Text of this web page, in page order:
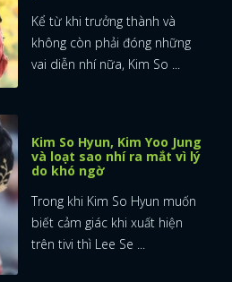
Kể từ khi trưởng thành và
không còn phải đóng những
vai diễn nhí nữa, Kim So ...
Kim So Hyun, Kim Yoo Jung
và loạt sao nhí ra mắt vì lý
do khó ngờ
Trong khi Kim So Hyun muốn
biết cảm giác khi xuất hiện
trên tivi thì Lee Se ...